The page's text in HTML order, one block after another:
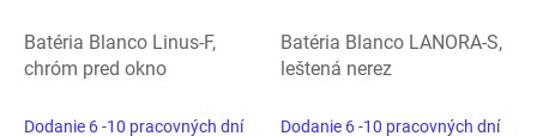
Batéria Blanco Linus-F,
chróm pred okno
Dodanie 6 -10 pracovných dní
Batéria Blanco LANORA-S,
leštená nerez
Dodanie 6 -10 pracovných dní